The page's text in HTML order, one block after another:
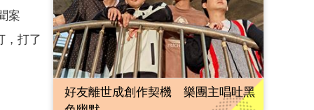
案
，打了
好友離世成創作契機 樂團主唱吐黑